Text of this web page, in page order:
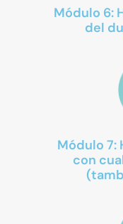
Módulo 6:
del
Módulo 7:
con